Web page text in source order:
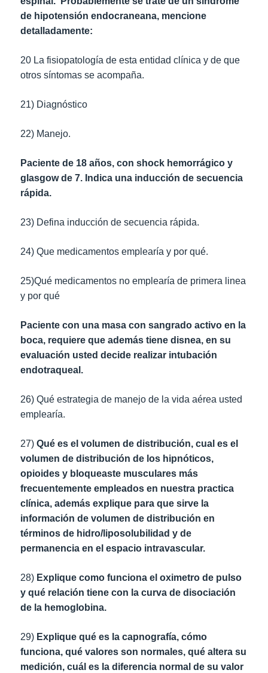
de hipotensión endocraneana, mencione
detalladamente:
20 La fisiopatología de esta entidad clínica y de que
otros síntomas se acompaña.
21) Diagnóstico
22) Manejo.
Paciente de 18 años, con shock hemorrágico y
glasgow de 7. Indica una inducción de secuencia
rápida.
23) Defina inducción de secuencia rápida.
24) Que medicamentos emplearía y por qué.
25)Qué medicamentos no emplearía de primera linea
y por qué
Paciente con una masa con sangrado activo en la
boca, requiere que además tiene disnea, en su
evaluación usted decide realizar intubación
endotraqueal.
26) Qué estrategia de manejo de la vida aérea usted
emplearía.
27)Qué es el volumen de distribución, cual es el
volumen de distribución de los hipnóticos,
opioides y bloqueaste musculares más
frecuentemente empleados en nuestra practica
clínica, además explique para que sirve la
información de volumen de distribución en
términos de hidro/liposolubilidad y de
permanencia en el espacio intravascular.
28) Explique como funciona el oximetro de pulso
y qué relación tiene con la curva de disociación
de la hemoglobina.
29) Explique qué es la capnografía, cómo
funciona, qué valores son normales, qué altera su
medición, cuál es la diferencia normal de su valor